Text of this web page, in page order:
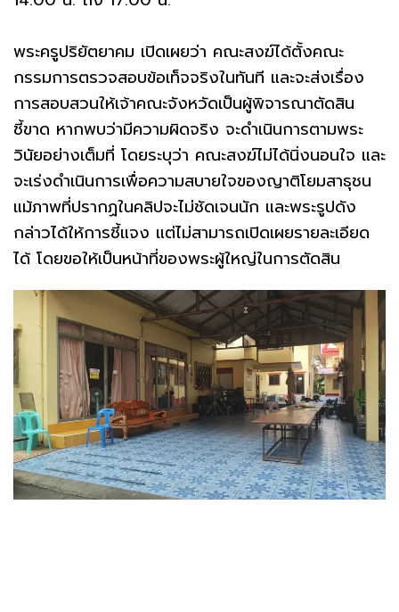
พระครูปริยัตยาคม เปิดเผยว่า คณะสงฆ์ได้ตั้งคณะ
กรรมการตรวจสอบข้อเท็จจริงในทันที และจะส่งเรื่อง
การสอบสวนให้เจ้าคณะจังหวัดเป็นผู้พิจารณาตัดสิน
ชี้ขาด หากพบว่ามีความผิดจริง จะดำเนินการตามพระ
วินัยอย่างเต็มที่ โดยระบุว่า คณะสงฆ์ไม่ได้นิ่งนอนใจ และ
จะเร่งดำเนินการเพื่อความสบายใจของญาติโยมสาธุชน
แม้ภาพที่ปรากฏในคลิปจะไม่ชัดเจนนัก และพระรูปดัง
กล่าวได้ให้การชี้แจง แต่ไม่สามารถเปิดเผยรายละเอียด
ได้ โดยขอให้เป็นหน้าที่ของพระผู้ใหญ่ในการตัดสิน